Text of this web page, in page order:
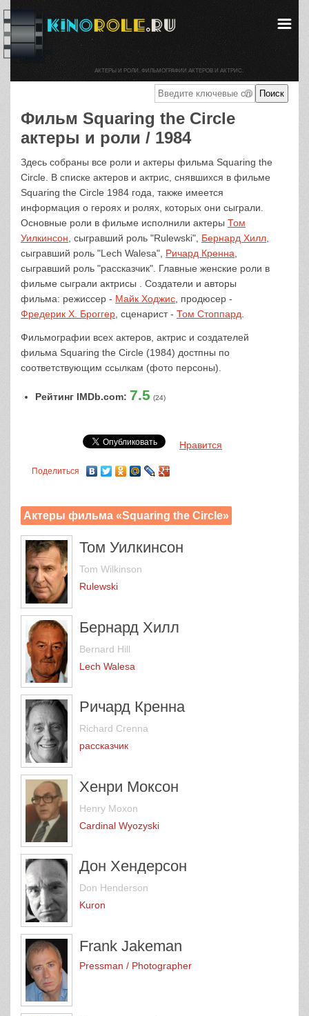
Фильм Squaring the Circle
актеры и роли / 1984
Здесь собраны все роли и актеры фильма Squaring the
Circle. В списке актеров и актрис, снявшихся в фильме
Squaring the Circle 1984 года, также имеется
информация о героях и ролях, которых они сыграли.
Основные роли в фильме исполнили актеры Том
Уилкинсон , сыгравший роль "Rulewski", Бернард Хилл
сыгравший роль "Lech Walesa", Ричард Кренна
сыгравший роль "рассказчик". Главные женские роли в
фильме сыграли актрисы . Создатели и авторы
фильма: режиссер - Майк Ходжис , продюсер -
Фредерик Х. Броггер , сценарист - Том Стоппард
Фильмографии всех актеров, актрис и создателей
фильма Squaring the Circle (1984) достпны по
соответствующим ссылкам (фото персоны).
Рейтинг IMDb.com: 7.5 (24)
Нравится
Поделиться
Актеры фильма «Squaring the Circle»
Том Уилкинсон
Tom Wilkinson
Rulewski
Бернард Хилл
Bernard Hill
Lech Walesa
Ричард Кренна
Richard Crenna
рассказчик
Хенри Моксон
Henry Moxon
Cardinal Wyozyski
Дон Хендерсон
Don Henderson
Kuron
Frank Jakeman
Pressman / Photographer
АКТЕРЫ И РОЛИ. ФИЛЬМОГРАФИИ АКТЕРОВ И АКТРИС.